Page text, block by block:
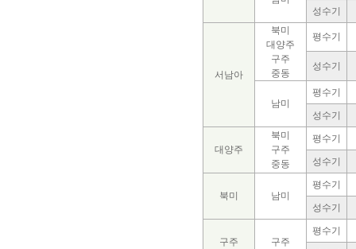
성수기
서남아
북미
대양주
구주
중동
평수기
성수기
남미
평수기
성수기
대양주
북미
구주
중동
평수기
성수기
북미 남미
평수기
성수기
구주 구주
평수기